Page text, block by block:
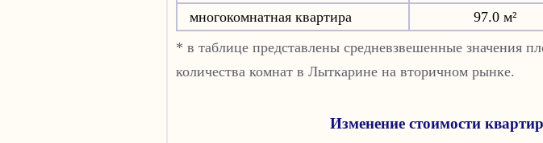
многокомнатная квартира
97.0 м²
* в таблице представлены средневзвешенные значения
количества комнат в Лыткарине на вторичном рынке.
Изменение стоимости